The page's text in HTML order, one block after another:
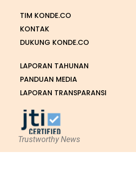
TIM KONDE.CO
KONTAK
DUKUNG KONDE.CO
LAPORAN TAHUNAN
PANDUAN MEDIA
LAPORAN TRANSPARANSI
Trustworthy News